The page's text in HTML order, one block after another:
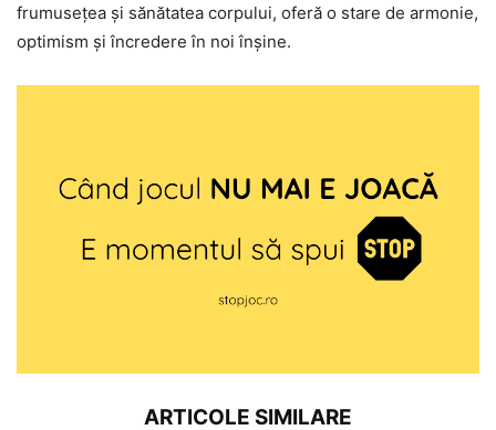
frumusețea și sănătatea corpului, oferă o stare de armonie,
optimism și încredere în noi înșine.
ARTICOLE SIMILARE